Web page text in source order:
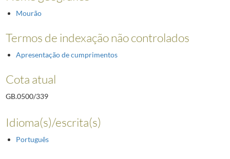
Mourão
Termos de indexação não controlados
Apresentação de cumprimentos
Cota atual
GB.0500/339
Idioma(s)/escrita(s)
Português